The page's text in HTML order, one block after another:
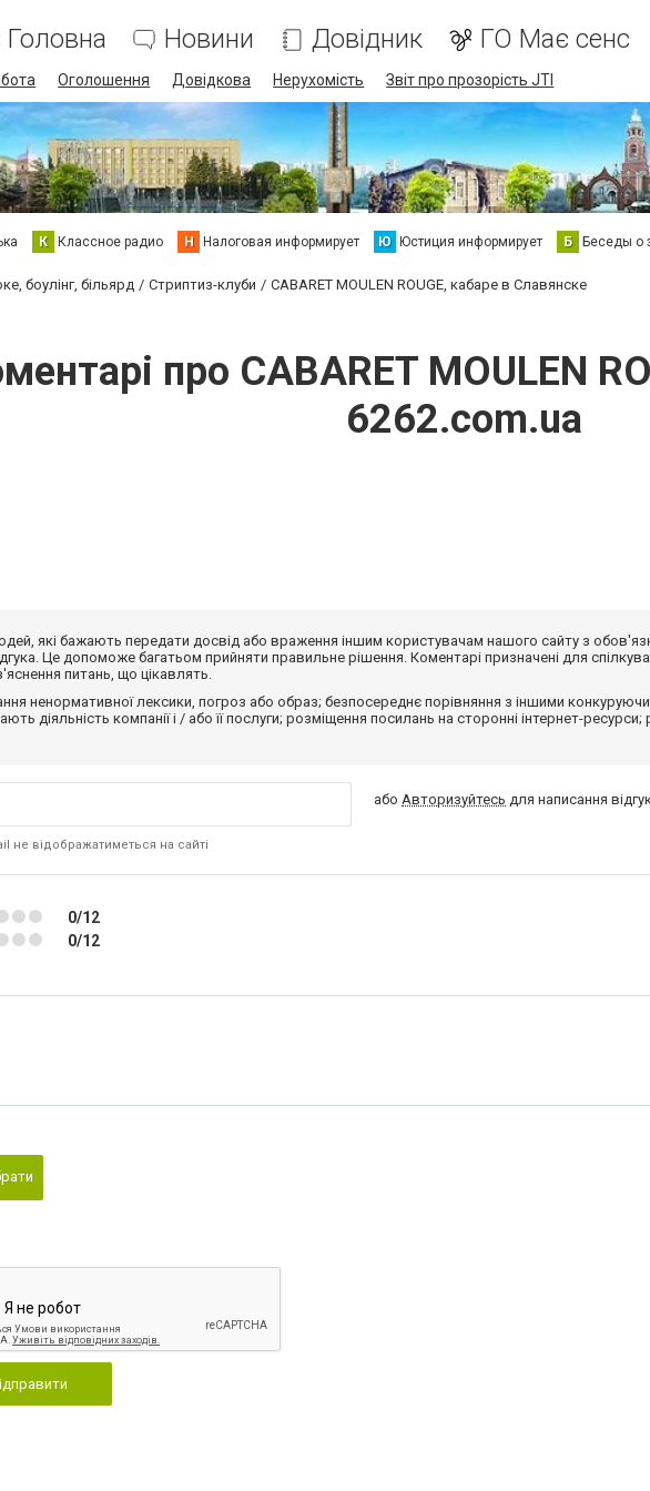
Головна Новини Довідник ГО Має сенс
Оголошення Довідкова Нерухомість Звіт про прозорість JTI
К Классное радио Н Налоговая информирует Ю Юстиция информирует Б Беседы о
боулінг, більярд Стриптиз-клуби CABARET MOULEN ROUGE, кабаре в Славянске
про CABARET MOULEN
6262.com.ua
які бажають передати досвід або враження іншим користувачам нашого сайту з
Це допоможе багатьом прийняти правильне рішення. Коментарі призначені для
питань, що цікавлять.
ненормативної лексики, погроз або образ; безпосереднє порівняння з іншими
діяльність компанії і / або її послуги; розміщення посилань на сторонні інтернет-
не відображатиметься на сайті
абоАвторизуйтесь для написання
0/12
0/12